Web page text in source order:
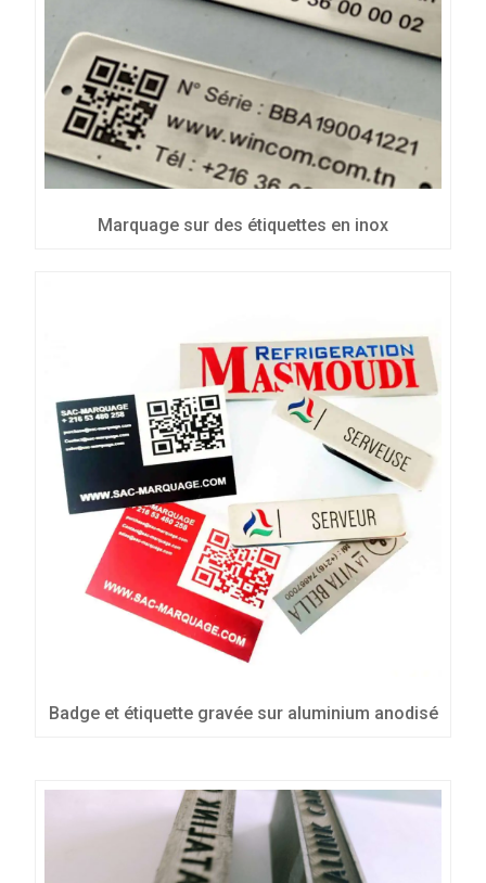
Marquage sur des étiquettes en inox
Badge et étiquette gravée sur aluminium anodisé